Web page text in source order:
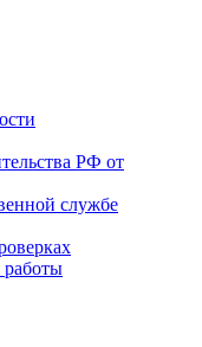
РФ от
службе
работы